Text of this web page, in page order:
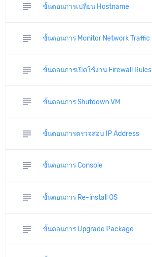
subject ขั้นตอนการเปลี่ยน Hostname
subject ขั้นตอนการ Monitor Network Traffic
subject ขั้นตอนการเปิดใช้งาน Firewall Rules
subject ขั้นตอนการ Shutdown VM
subject ขั้นตอนการตรวจสอบ IP Address
subject ขั้นตอนการ Console
subject ขั้นตอนการ Re-install OS
subject ขั้นตอนการ Upgrade Package